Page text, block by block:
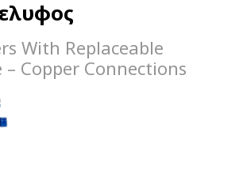
With Replaceable
– Copper Connections